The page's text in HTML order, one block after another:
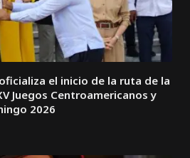
el inicio de la ruta de la
Juegos Centroamericanos y
2026